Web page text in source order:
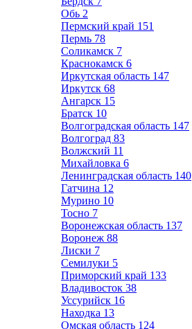
Обь 2
Пермский край 151
Пермь 78
Соликамск 7
Краснокамск 6
Иркутская область 147
Иркутск 68
Ангарск 15
Братск 10
Волгоградская область 147
Волгоград 83
Волжский 11
Михайловка 6
Ленинградская область 140
Гатчина 12
Мурино 10
Тосно 7
Воронежская область 137
Воронеж 88
Лиски 7
Семилуки 5
Приморский край 133
Владивосток 38
Уссурийск 16
Находка 13
Омская область 124